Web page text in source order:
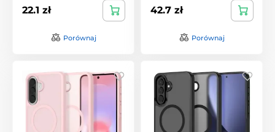
22.1 zł
Porównaj
42.7 zł
Porównaj